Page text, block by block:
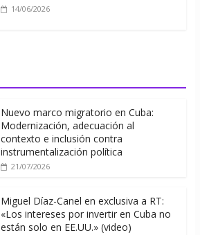
14/06/2026
Nuevo marco migratorio en Cuba:
Modernización, adecuación al
contexto e inclusión contra
instrumentalización política
21/07/2026
Miguel Díaz-Canel en exclusiva a RT:
«Los intereses por invertir en Cuba no
están solo en EE.UU.» (video)